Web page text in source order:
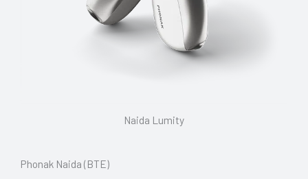
Naida Lumity
Phonak Naida (BTE)